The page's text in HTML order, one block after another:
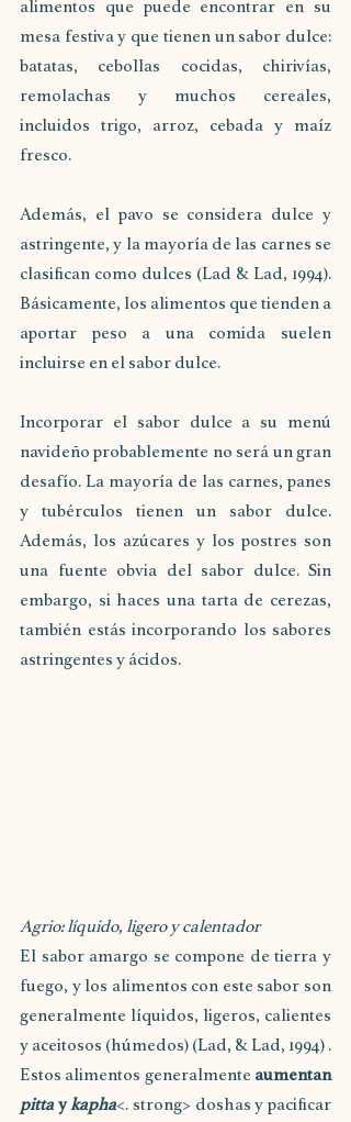
alimentos que puede encontrar en su
mesa festiva y que tienen un sabor dulce:
batatas, cebollas cocidas, chirivías,
remolachas y muchos cereales,
incluidos trigo, arroz, cebada y maíz
fresco.
Además, el pavo se considera dulce y
astringente, y la mayoría de las carnes se
clasifican como dulces (Lad & Lad, 1994).
Básicamente, los alimentos que tienden a
aportar peso a una comida suelen
incluirse en el sabor dulce.
Incorporar el sabor dulce a su menú
navideño probablemente no será un gran
desafío. La mayoría de las carnes, panes
y tubérculos tienen un sabor dulce.
Además, los azúcares y los postres son
una fuente obvia del sabor dulce. Sin
embargo, si haces una tarta de cerezas,
también estás incorporando los sabores
astringentes y ácidos.
Agrio: líquido, ligero y calentador
El sabor amargo se compone de tierra y
fuego, y los alimentos con este sabor son
generalmente líquidos, ligeros, calientes
y aceitosos (húmedos) (Lad, & Lad, 1994) .
Estos alimentos generalmente
aumentan
pitta y kapha